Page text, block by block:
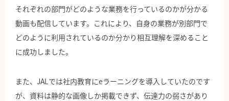
それぞれの部門がどのような業務を行っているのかが分かる
動画も配信しています。これにより、自身の業務が別部門で
どのように利用されているのか分かり相互理解を深めること
に成功しました。
また、JALでは社内教育にeラーニングを導入していたのです
が、資料は静的な画像しか掲載できず、伝達力の弱さがあり